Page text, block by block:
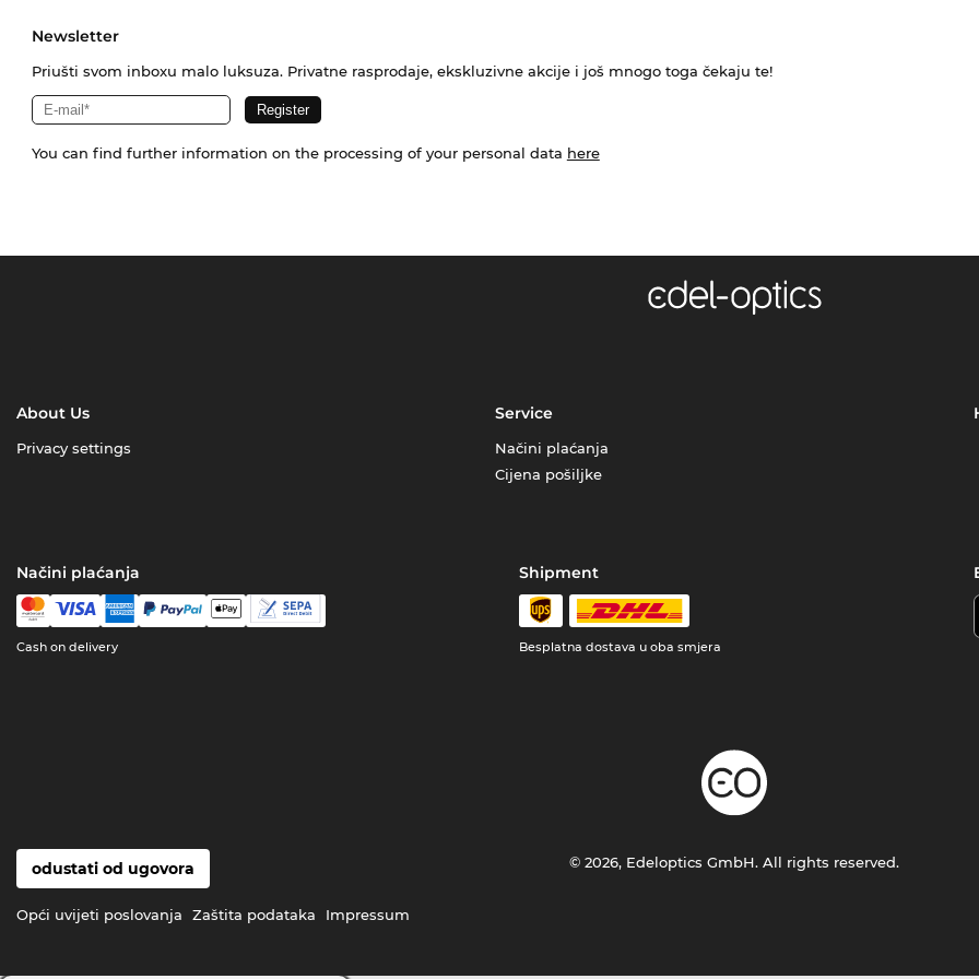
Newsletter
Priušti svom inboxu malo luksuza. Privatne rasprodaje, ekskluzivne akcije i još mnogo toga čekaju te!
You can find further information on the processing of your personal data here
About Us
Privacy settings
Service
Načini plaćanja
Cijena pošiljke
Načini plaćanja
Cash on delivery
Shipment
Besplatna dostava u oba smjera
odustati od ugovora
Opći uvijeti poslovanja Zaštita podataka Impressum
© 2026, Edeloptics GmbH. All rights reserved.